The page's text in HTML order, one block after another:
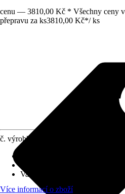
cenu — 3810,00 Kč * Všechny ceny
přepravu za ks3810,00 Kč*/ ks
č. výrobku
otevřený
Varianta
Více informací o zboží